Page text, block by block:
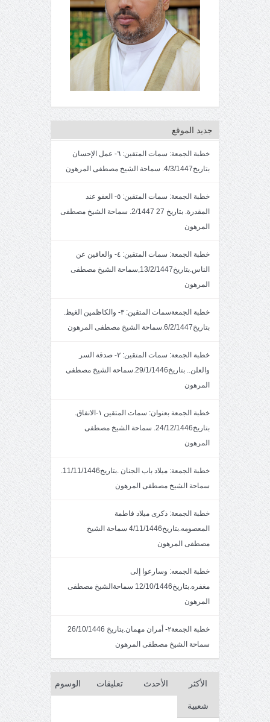
جديد الموقع
خطبة الجمعة: سمات المتقين: ٦- عمل الإحسان
بتاريخ4/3/1447. سماحة الشيخ مصطفى المرهون
خطبة الجمعة: سمات المتقين: ٥- العفو عند
المقدرة. بتاريخ 27 2/1447. سماحة الشيخ مصطفى
المرهون
خطبة الجمعة: سمات المتقين: ٤- والعافين عن
الناس.بتاريخ13/2/1447,سماحة الشيخ مصطفى
المرهون
خطبة الجمعةسمات المتقين: ٣- والكاظمين الغيظ.
بتاريخ6/2/1447.سماحة الشيخ مصطفى المرهون
خطبة الجمعة: سمات المتقين: ٢- صدقة السر
والعلن.. بتاريخ29/1/1446.سماحة الشيخ مصطفى
المرهون
خطبة الجمعة بعنوان: سمات المتقين ١-الانفاق.
بتاريخ24/12/1446. سماحة الشيخ مصطفى
المرهون
خطبة الجمعة: ميلاد باب الجنان .بتاريخ11/11/1446.
سماحة الشيخ مصطفى المرهون
خطبة الجمعة: ذكرى ميلاد فاطمة
المعصومه.بتاريخ4/11/1446 سماحة الشيخ
مصطفى المرهون
خطبة الجمعه: وسارعوا إلى
مغفره.بتاريخ12/10/1446 سماحةالشيخ مصطفى
المرهون
خطبة الجمعة٢- أمران مهمان.بتاريخ 26/10/1446
سماحة الشيخ مصطفى المرهون
الأكثر
شعبية
الأحدث تعليقات الوسوم